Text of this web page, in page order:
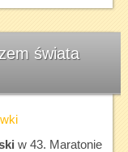
świata
w 43. Maratonie